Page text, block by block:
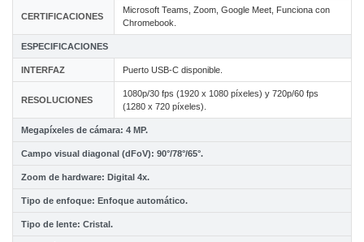
CERTIFICACIONES
Microsoft Teams, Zoom, Google Meet, Funciona con
Chromebook.
ESPECIFICACIONES
INTERFAZ Puerto USB-C disponible.
RESOLUCIONES
1080p/30 fps (1920 x 1080 píxeles) y 720p/60 fps
(1280 x 720 píxeles).
Megapíxeles de cámara: 4 MP.
Campo visual diagonal (dFoV): 90°/78°/65°.
Zoom de hardware: Digital 4x.
Tipo de enfoque: Enfoque automático.
Tipo de lente: Cristal.